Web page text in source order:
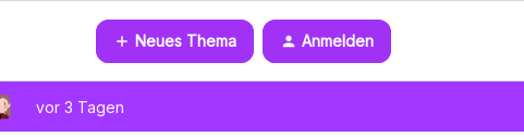
Neues Thema Anmelden
vor 3 Tagen